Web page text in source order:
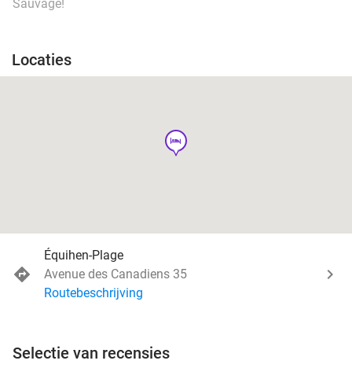
Sauvage!
Locaties
hotel
Équihen-Plage
Avenue des Canadiens 35
Routebeschrijving
Selectie van recensies